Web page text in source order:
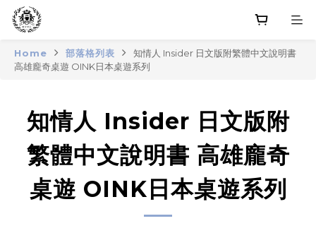
Home 部落格列表
知情人 Insider 日文版附繁體中文說明書
高雄龐奇桌遊 OINK日本桌遊系列
知情人 Insider 日文版附
繁體中文說明書 高雄龐奇
桌遊 OINK日本桌遊系列